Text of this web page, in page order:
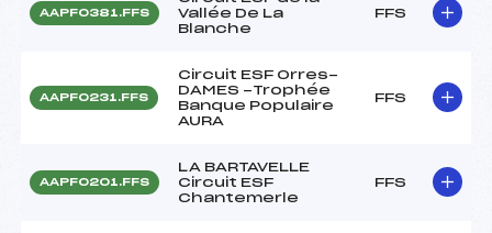
AAPF0381.FFS
Vallée De La
Blanche
FFS
AAPF0231.FFS
Circuit ESF Orres-
DAMES -Trophée
Banque Populaire
AURA
FFS
AAPF0201.FFS
LA BARTAVELLE
Circuit ESF
Chantemerle
FFS